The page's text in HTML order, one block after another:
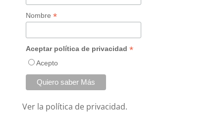
Nombre*
Aceptar política de privacidad*
Acepto
Ver la política de privacidad.